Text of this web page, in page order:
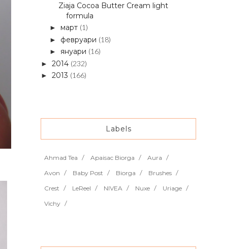
Ziaja Cocoa Butter Cream light
formula
► март (1)
► февруари (18)
► януари (16)
► 2014 (232)
► 2013 (166)
Labels
Ahmad Tea Apaisac Biorga
Aura
Avon
Baby Post Biorga
Brushes
Crest
LeReel NIVEA Nuxe
Uriage
Vichy